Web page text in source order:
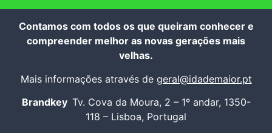
Contamos com todos os que queiram conhecer e
compreender melhor as novas gerações mais
velhas.
Mais informações através de geral@idademaior.pt
Brandkey Tv. Cova da Moura, 2 – 1º andar, 1350-
118 – Lisboa, Portugal